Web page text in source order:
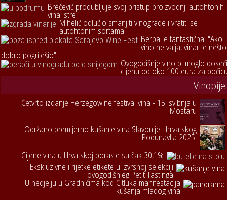
Brečević produbljuje svoj pristup proizvodnji autohtonih
vina Istre
Mihelić odlučio smanjiti vinograde i vratiti se
autohtonim sortama
Berba je fantastična: "Ako
vino ne valja, vinar je nešto
dobro pogriješio"
Ovogodišnje vino bi moglo
cijenu od oko 100 eura za
Vinopije
Četvrto izdanje Herzegowine festival vina - 15. svibnja u
Mostaru
Održano premijerno kušanje vina Slavonije i hrvatskog
Podunavlja 2025.
Cijene vina u Hrvatskoj porasle su čak 30,1%
Ekskluzivne i rijetke etikete u izvrsnoj selekciji
ovogodišnjeg Petit Tastinga
U nedjelju u Gradnićima kod Čitluka manifestacija
kušanja mladog vina